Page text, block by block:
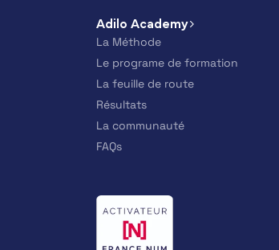
Adilo Academy
La Méthode
Le programe de formation
La feuille de route
Résultats
La communauté
FAQs